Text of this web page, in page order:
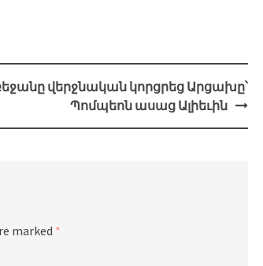
վերջնական կորցրեց Արցախը՝
Պոմպեոն ասաց Ալիեւին
marked *